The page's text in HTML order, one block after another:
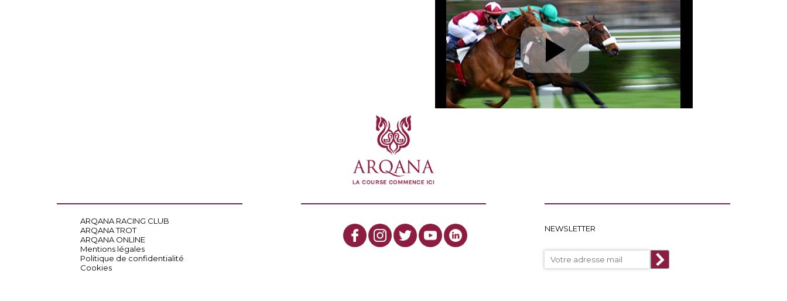
ARQANA RACING CLUB
ARQANA TROT
ARQANA ONLINE
Mentions légales
Politique de confidentialité
Cookies
NEWSLETTER